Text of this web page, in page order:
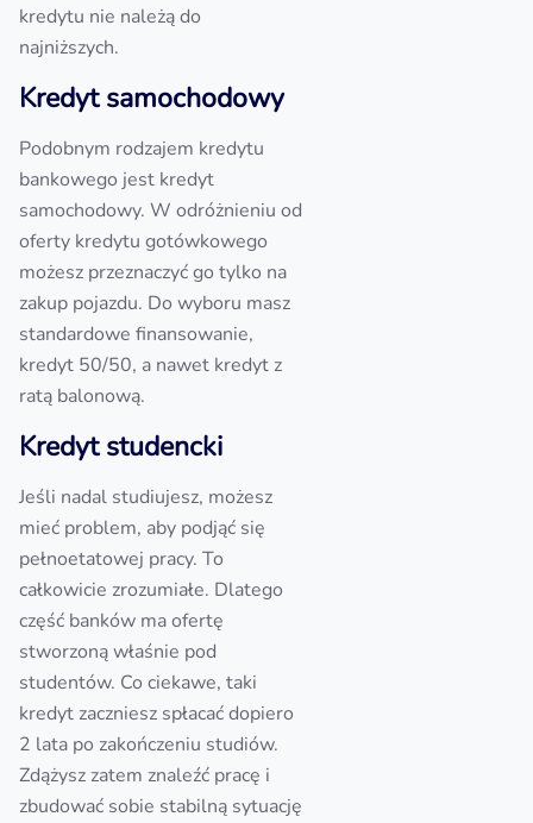
kredytu nie należą do
najniższych.
Kredyt samochodowy
Podobnym rodzajem kredytu
bankowego jest kredyt
samochodowy. W odróżnieniu od
oferty kredytu gotówkowego
możesz przeznaczyć go tylko na
zakup pojazdu. Do wyboru masz
standardowe finansowanie,
kredyt 50/50, a nawet kredyt z
ratą balonową.
Kredyt studencki
Jeśli nadal studiujesz, możesz
mieć problem, aby podjąć się
pełnoetatowej pracy. To
całkowicie zrozumiałe. Dlatego
część banków ma ofertę
stworzoną właśnie pod
studentów. Co ciekawe, taki
kredyt zaczniesz spłacać dopiero
2 lata po zakończeniu studiów.
Zdążysz zatem znaleźć pracę i
zbudować sobie stabilną sytuację